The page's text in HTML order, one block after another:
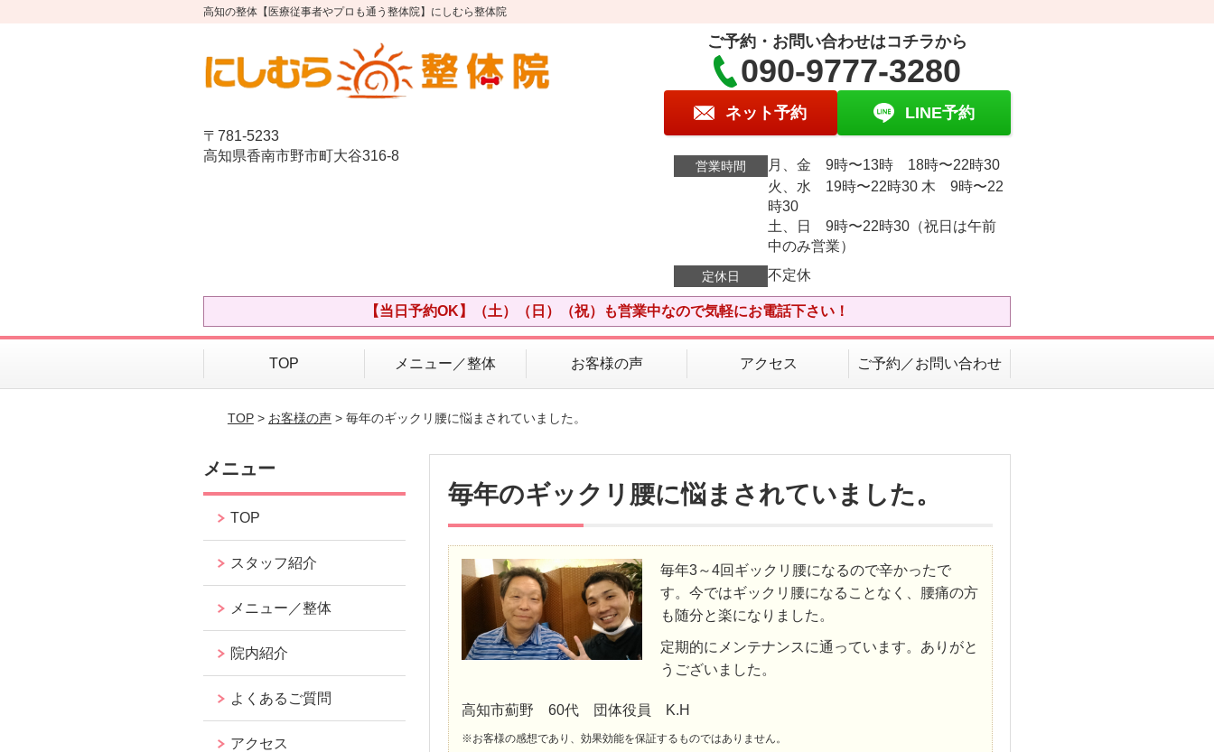
高知の整体【医療従事者やプロも通う整体院】にしむら整体院
〒781-5233
高知県香南市野市町大谷316-8
ご予約・お問い合わせはコチラから
090-9777-3280
ネット予約 LINE予約
営業時間
月、金 9時〜13時 18時〜22時30
火、水 19時〜22時30 木 9時〜22
時30
土、日 9時〜22時30（祝日は午前
中のみ営業）
定休日 不定休
【当日予約OK】（土）（日）（祝）も営業中なので気軽にお電話下さい！
TOP メニュー／整体 お客様の声 アクセス ご予約／お問い合わせ
TOP> お客様の声> 毎年のギックリ腰に悩まされていました。
毎年のギックリ腰に悩まされていました。
毎年3～4回ギックリ腰になるので辛かったで
す。今ではギックリ腰になることなく、腰痛の方
も随分と楽になりました。
定期的にメンテナンスに通っています。ありがと
うございました。
高知市薊野 60代 団体役員 K.H
※お客様の感想であり、効果効能を保証するものではありません。
メニュー
TOP
スタッフ紹介
メニュー／整体
院内紹介
よくあるご質問
アクセス